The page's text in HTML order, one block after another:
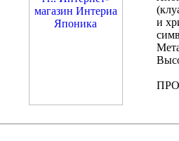
и